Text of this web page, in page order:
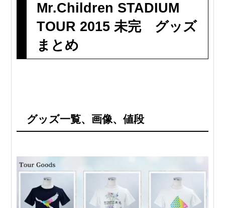
Mr.Children STADIUM
TOUR 2015 未完 グッズ
まとめ
グッズ一覧、画像、値段